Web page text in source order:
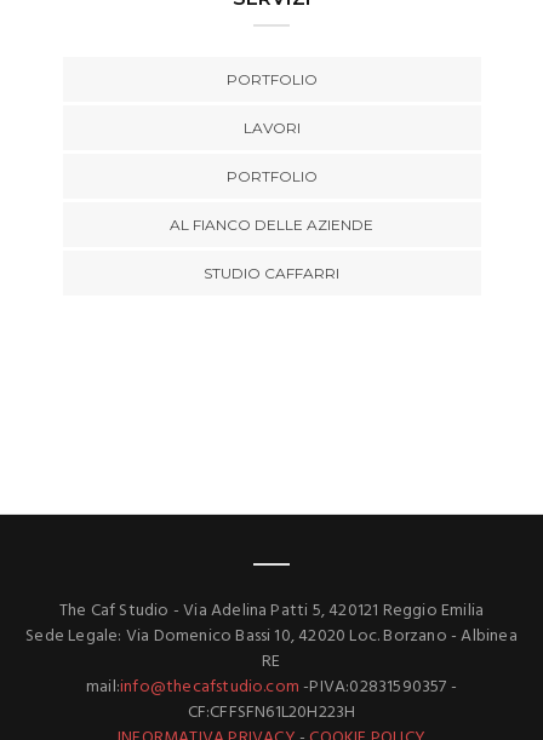
PORTFOLIO
LAVORI
PORTFOLIO
AL FIANCO DELLE AZIENDE
STUDIO CAFFARRI
The Caf Studio - Via Adelina Patti 5, 420121 Reggio Emilia
Sede Legale: Via Domenico Bassi 10, 42020 Loc. Borzano - Albinea
RE
mail:info@thecafstudio.com-PIVA:02831590357 -
CF:CFFSFN61L20H223H